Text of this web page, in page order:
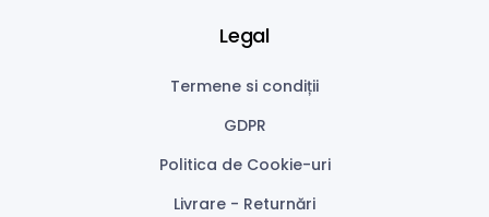
Legal
Termene si condiții
GDPR
Politica de Cookie-uri
Livrare - Returnări